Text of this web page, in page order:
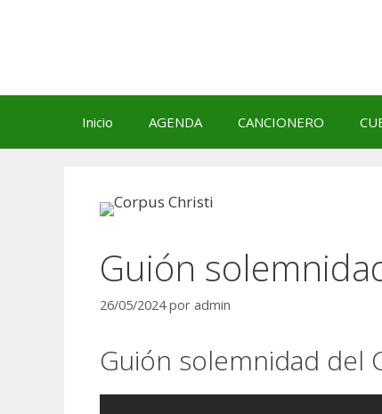
Inicio AGENDA CANCIONERO
Guión
26/05/2024 por admin
Guión solemnidad del